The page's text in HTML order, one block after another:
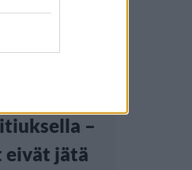
–
eivät jätä